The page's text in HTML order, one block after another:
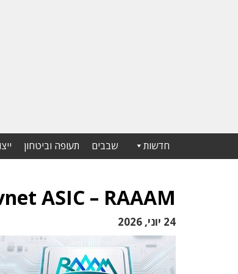
חדשות שבבים תעופה וביטחון
ASIC – RAAAM
24 יוני, 2026